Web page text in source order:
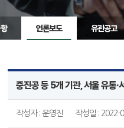
언론보도 유관공고
중진공 등 5개 기관, 서울 유통·
작성자 : 운영진 작성일 : 2022-